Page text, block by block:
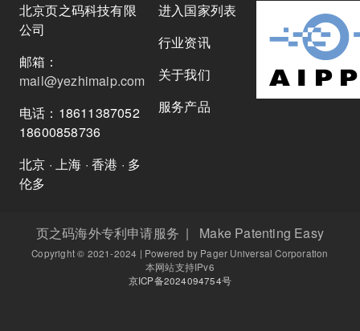
北京页之码科技有限
公司
邮箱：
mail@yezhimaip.com
电话：18611387052
18600858736
北京 · 上海 · 香港 · 多
伦多
进入国家列表
行业资讯
关于我们
服务产品
页之码海外专利申请服务 | Make Patenting Easy
Copyright © 2021-2024 | Powered by Pager Universal Corporation
本网站支持IPv6
京ICP备2024094754号